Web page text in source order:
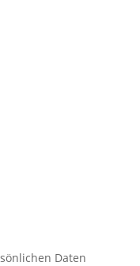
Daten